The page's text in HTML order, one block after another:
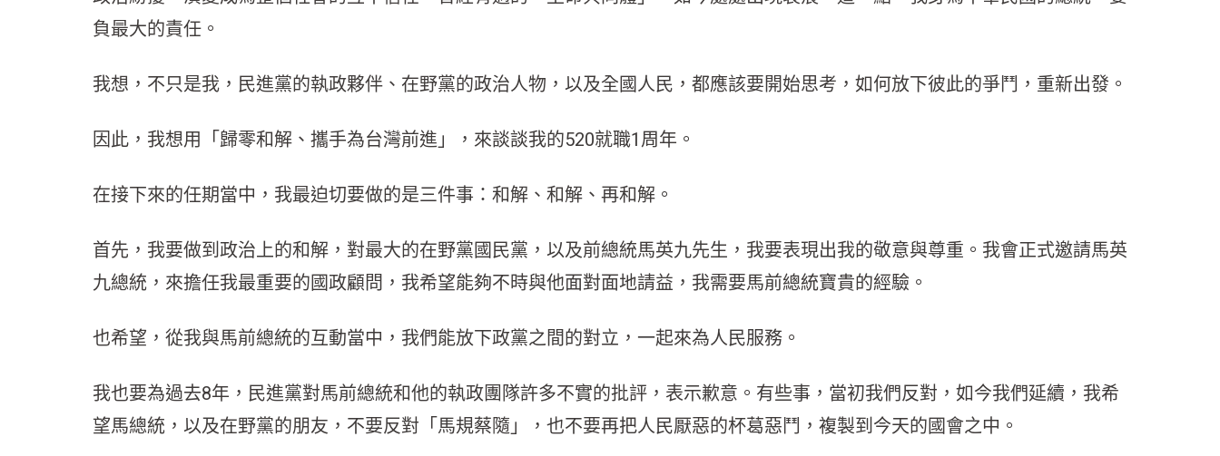
負最大的責任。
我想，不只是我，民進黨的執政夥伴、在野黨的政治人物，以及全國人民，都應該要開始思考，如何放下彼此的爭鬥，重新出發。
因此，我想用「歸零和解、攜手為台灣前進」，來談談我的520就職1周年。
在接下來的任期當中，我最迫切要做的是三件事：和解、和解、再和解。
首先，我要做到政治上的和解，對最大的在野黨國民黨，以及前總統馬英九先生，我要表現出我的敬意與尊重。我會正式邀請馬英
九總統，來擔任我最重要的國政顧問，我希望能夠不時與他面對面地請益，我需要馬前總統寶貴的經驗。
也希望，從我與馬前總統的互動當中，我們能放下政黨之間的對立，一起來為人民服務。
我也要為過去8年，民進黨對馬前總統和他的執政團隊許多不實的批評，表示歉意。有些事，當初我們反對，如今我們延續，我希
望馬總統，以及在野黨的朋友，不要反對「馬規蔡隨」，也不要再把人民厭惡的杯葛惡鬥，複製到今天的國會之中。